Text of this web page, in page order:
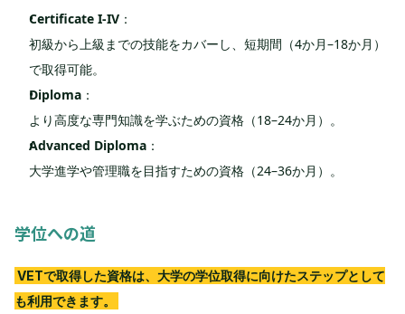
Certificate I-IV ：
初級から上級までの技能をカバーし、短期間（4か月–18か月）
で取得可能。
Diploma ：
より高度な専門知識を学ぶための資格（18–24か月）。
Advanced Diploma ：
大学進学や管理職を目指すための資格（24–36か月）。
学位への道
VETで取得した資格は、大学の学位取得に向けたステップとして
も利用できます。